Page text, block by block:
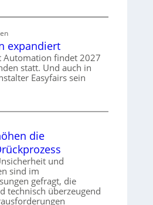
expandiert
Automation findet 2027
statt. Und auch in
Easyfairs sein
die
und
sind im
gefragt, die
technisch überzeugend